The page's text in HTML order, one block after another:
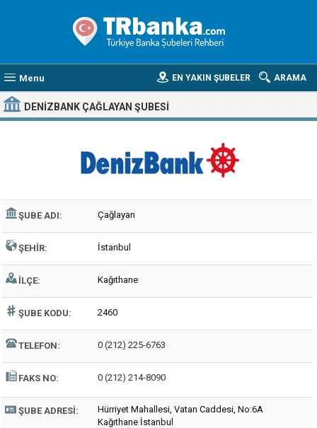
Menu ARAMA
EN YAKIN ŞUBELER
DENIZBANK ÇAĞLAYAN ŞUBESI
ŞUBE ADI: Çağlayan
ŞEHIR: İstanbul
İLÇE: Kağıthane
ŞUBE KODU: 2460
TELEFON: 0 (212) 225-6763
FAKS NO: 0 (212) 214-8090
ŞUBE ADRESI:
Hürriyet Mahallesi, Vatan Caddesi, No:6A
Kağıthane İstanbul